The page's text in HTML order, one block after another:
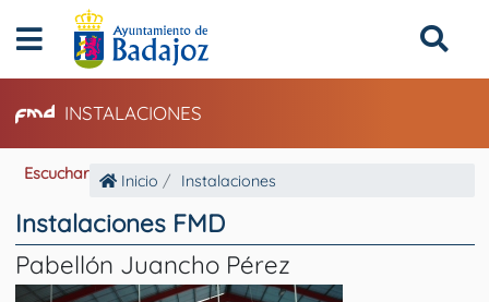
INSTALACIONES
Escuchar Inicio Instalaciones
Instalaciones FMD
Pabellón Juancho Pérez